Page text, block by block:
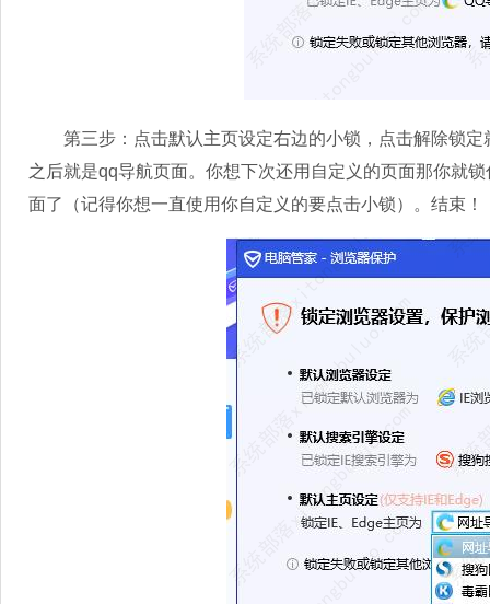
第三步：点击默认主页设定右边的小锁，点击解除锁定
之后就是qq导航页面。你想下次还用自定义的页面那你就
面了（记得你想一直使用你自定义的要点击小锁）。结束！